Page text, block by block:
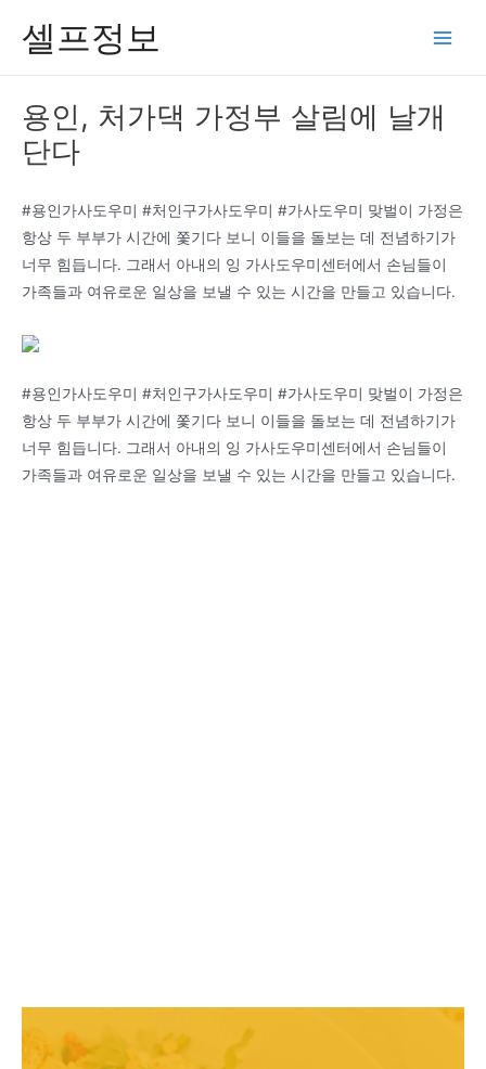
셀프정보
용인, 처가댁 가정부 살림에 날개
단다
#용인가사도우미 #처인구가사도우미 #가사도우미 맞벌이 가정은
항상 두 부부가 시간에 쫓기다 보니 이들을 돌보는 데 전념하기가
너무 힘듭니다. 그래서 아내의 잉 가사도우미센터에서 손님들이
가족들과 여유로운 일상을 보낼 수 있는 시간을 만들고 있습니다.
#용인가사도우미 #처인구가사도우미 #가사도우미 맞벌이 가정은
항상 두 부부가 시간에 쫓기다 보니 이들을 돌보는 데 전념하기가
너무 힘듭니다. 그래서 아내의 잉 가사도우미센터에서 손님들이
가족들과 여유로운 일상을 보낼 수 있는 시간을 만들고 있습니다.